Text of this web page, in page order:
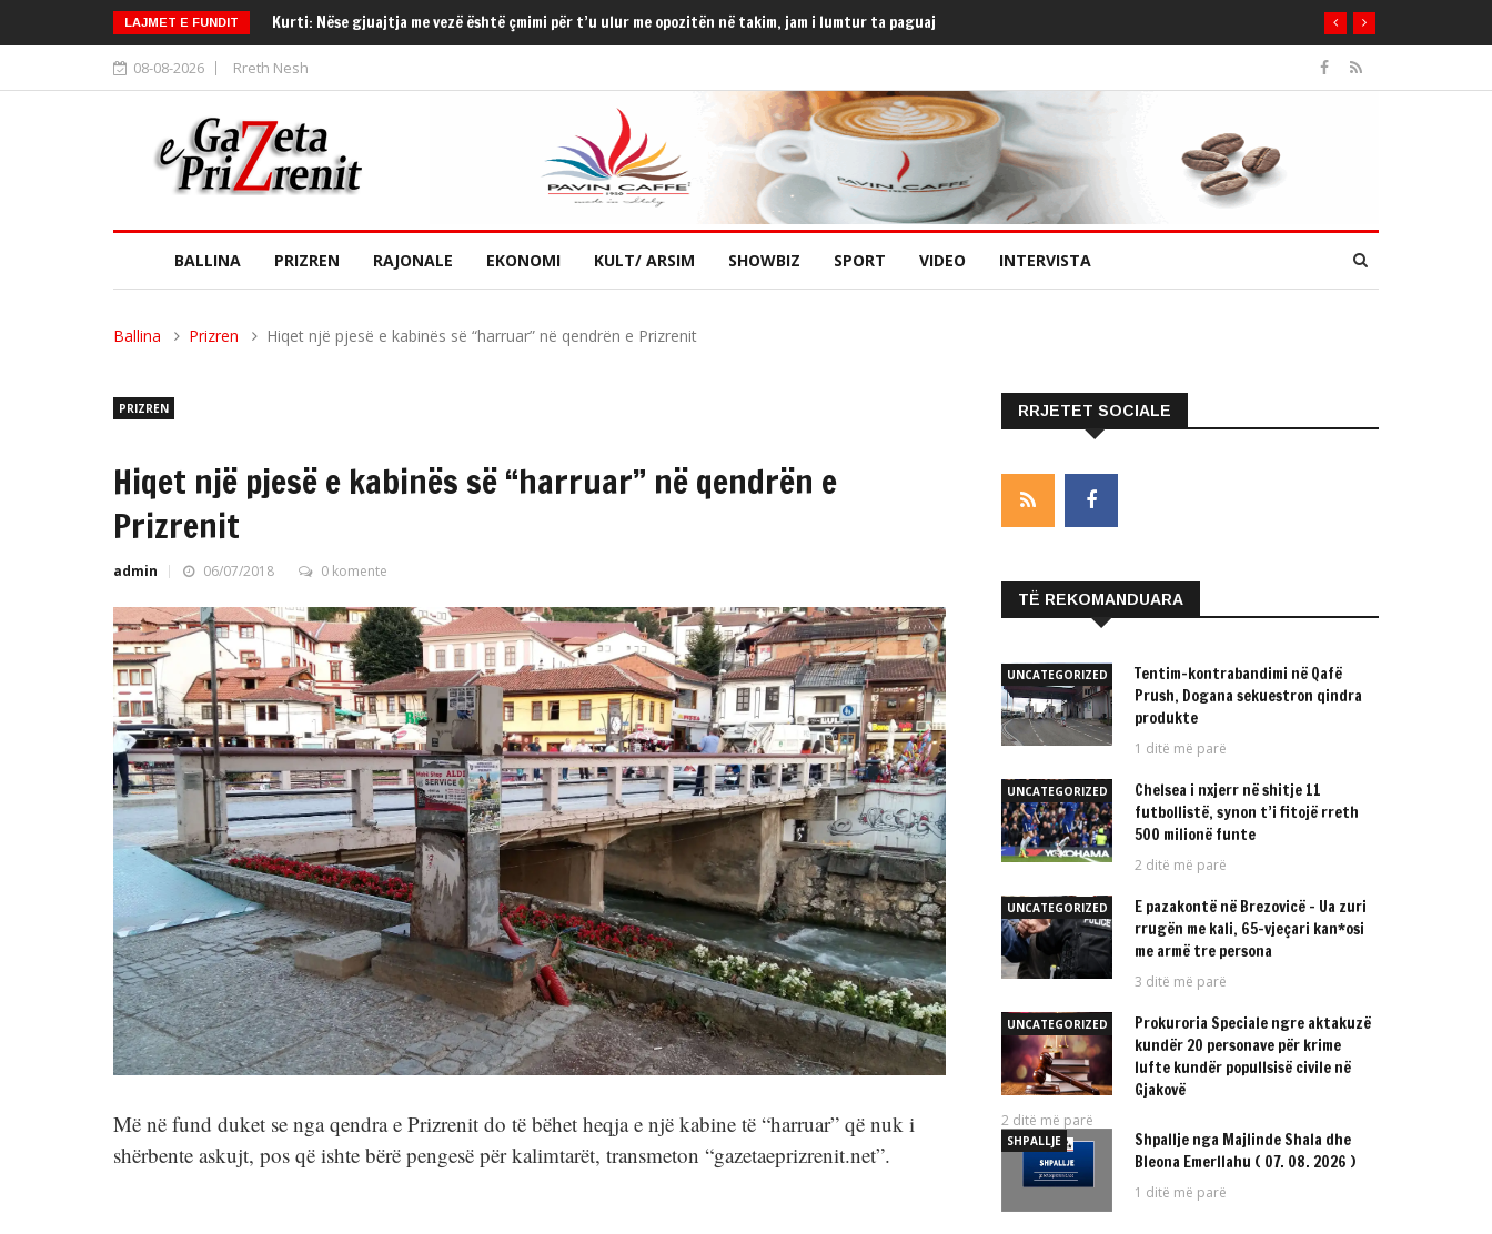
LAJMET E FUNDIT Arbër Rexhaj: Nuk jemi për me shkuar në zgjedhje
08-08-2026 Rreth Nesh
BALLINA PRIZREN RAJONALE EKONOMI KULT/ ARSIM SHOWBIZ SPORT VIDEO INTERVISTA
Ballina Prizren Hiqet një pjesë e kabinës së “harruar” në qendrën e Prizrenit
PRIZREN
Hiqet një pjesë e kabinës së “harruar” në qendrën e
Prizrenit
admin 06/07/2018 0 komente
Më në fund duket se nga qendra e Prizrenit do të bëhet heqja e një kabine të “harruar” që nuk i
shërbente askujt, pos që ishte bërë pengesë për kalimtarët, transmeton “gazetaeprizrenit.net”.
RRJETET SOCIALE
TË REKOMANDUARA
UNCATEGORIZED
Tentim-kontrabandimi në Qafë
Prush, Dogana sekuestron qindra
produkte
1 ditë më parë
UNCATEGORIZED
Chelsea i nxjerr në shitje 11
futbollistë, synon t’i fitojë rreth
500 milionë funte
2 ditë më parë
UNCATEGORIZED
E pazakontë në Brezovicë – Ua zuri
rrugën me kali, 65-vjeçari kan*osi
me armë tre persona
3 ditë më parë
UNCATEGORIZED
Prokuroria Speciale ngre aktakuzë
kundër 20 personave për krime
lufte kundër popullsisë civile në
Gjakovë
2 ditë më parë
SHPALLJE
Shpallje nga Majlinde Shala dhe
Bleona Emerllahu ( 07. 08. 2026 )
1 ditë më parë